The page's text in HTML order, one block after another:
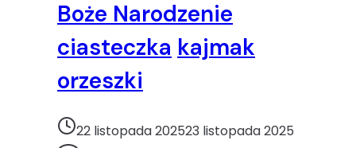
Boże Narodzenie
ciasteczka kajmak
orzeszki
22 listopada 202523 listopada 2025